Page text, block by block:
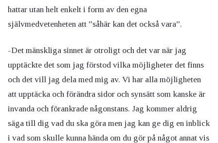
hattar utan helt enkelt i form av den egna
självmedvetenheten att ”såhär kan det också vara”.
-Det mänskliga sinnet är otroligt och det var när jag
upptäckte det som jag förstod vilka möjligheter det finns
och det vill jag dela med mig av. Vi har alla möjligheten
att upptäcka och förändra sidor och synsätt som kanske är
invanda och förankrade någonstans. Jag kommer aldrig
säga till dig vad du ska göra men jag kan ge dig en inblick
i vad som skulle kunna hända om du gör på något annat vis